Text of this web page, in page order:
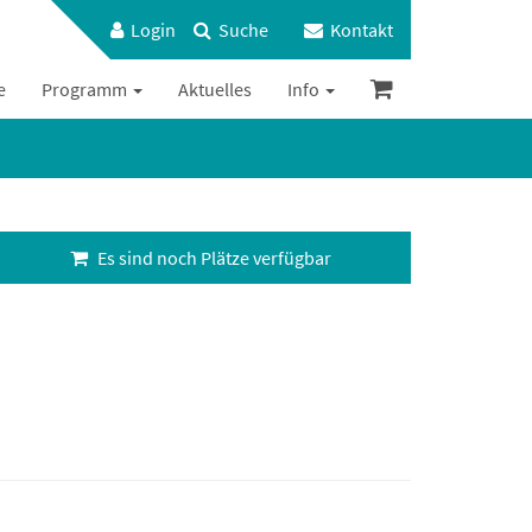
Login Suche Kontakt
Programm Aktuelles Info
Es sind noch Plätze verfügbar